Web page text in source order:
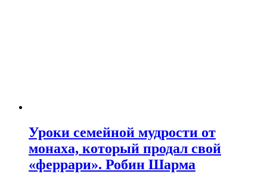
Уроки семейной мудрости от
монаха, который продал свой
«феррари». Робин Шарма